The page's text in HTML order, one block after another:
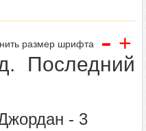
размер шрифта - +
Последний
- 3